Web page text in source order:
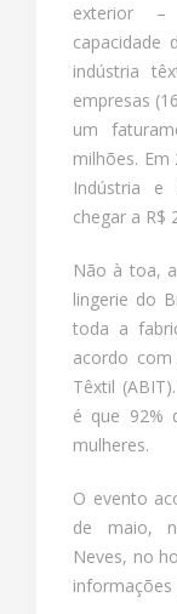
exterior –
capacidade
indústria
empresas
um
milhões.
Indústria e
chegar a R$
Não à toa,
lingerie do
toda a
acordo com
Têxtil
é que 92%
mulheres.
O evento
de maio,
Neves, no
informações